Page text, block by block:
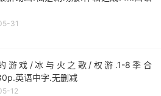
31
游戏/冰与火之歌/权游.1-8季合
英语中字.无删减
12